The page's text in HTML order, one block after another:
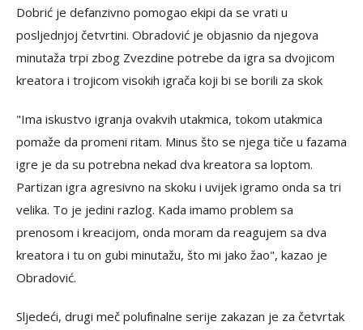
Dobrić je defanzivno pomogao ekipi da se vrati u
posljednjoj četvrtini. Obradović je objasnio da njegova
minutaža trpi zbog Zvezdine potrebe da igra sa dvojicom
kreatora i trojicom visokih igrača koji bi se borili za skok
"Ima iskustvo igranja ovakvih utakmica, tokom utakmica
pomaže da promeni ritam. Minus što se njega tiče u fazama
igre je da su potrebna nekad dva kreatora sa loptom.
Partizan igra agresivno na skoku i uvijek igramo onda sa tri
velika. To je jedini razlog. Kada imamo problem sa
prenosom i kreacijom, onda moram da reagujem sa dva
kreatora i tu on gubi minutažu, što mi jako žao", kazao je
Obradović.
Sljedeći, drugi meč polufinalne serije zakazan je za četvrtak